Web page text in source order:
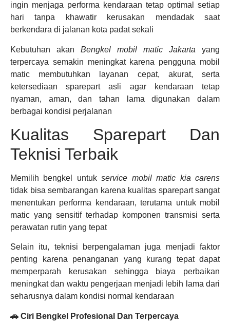
ingin menjaga performa kendaraan tetap optimal setiap
hari tanpa khawatir kerusakan mendadak saat
berkendara di jalanan kota padat sekali
Kebutuhan akan Bengkel mobil matic Jakarta yang
terpercaya semakin meningkat karena pengguna mobil
matic membutuhkan layanan cepat, akurat, serta
ketersediaan sparepart asli agar kendaraan tetap
nyaman, aman, dan tahan lama digunakan dalam
berbagai kondisi perjalanan
Kualitas Sparepart Dan
Teknisi Terbaik
Memilih bengkel untukservice mobil matic kia carens
tidak bisa sembarangan karena kualitas sparepart sangat
menentukan performa kendaraan, terutama untuk mobil
matic yang sensitif terhadap komponen transmisi serta
perawatan rutin yang tepat
Selain itu, teknisi berpengalaman juga menjadi faktor
penting karena penanganan yang kurang tepat dapat
memperparah kerusakan sehingga biaya perbaikan
meningkat dan waktu pengerjaan menjadi lebih lama dari
seharusnya dalam kondisi normal kendaraan
🚗 Ciri Bengkel Profesional Dan Terpercaya